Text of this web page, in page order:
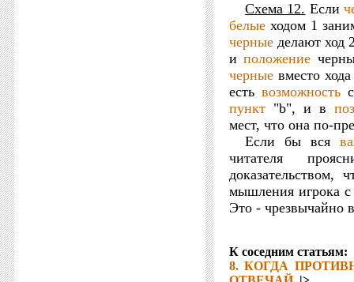
Схема 12. Если
белые ходом 1
черные делают ход
иположение
черные вместо
есть возможность
пункт "b", и в
мест, что она по-
Если бы вся
читателя
доказательством,
мышления игрока
Это - чрезвычайно
К соседним статьям:
8. КОГДА